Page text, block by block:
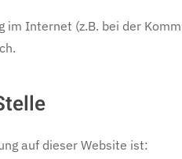
Internet (z.B. bei der
auf dieser Website ist: